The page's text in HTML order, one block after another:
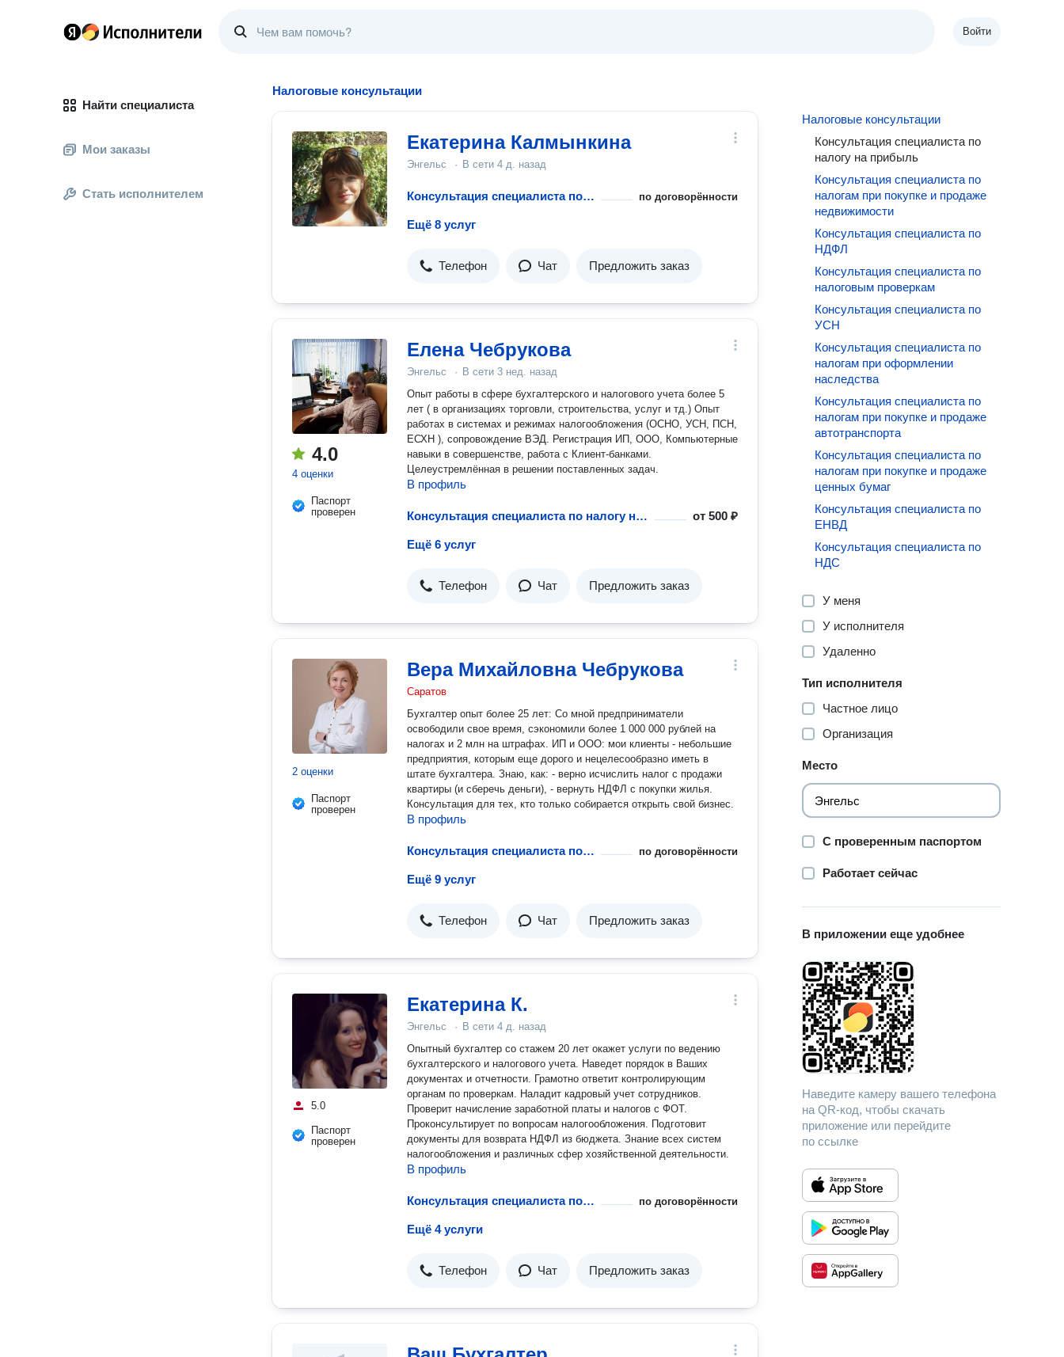
Войти
Найти специалиста
Мои заказы
Стать исполнителем
Налоговые консультации
Екатерина Калмынкина
Энгельс · В сети 4 д. назад
Консультация специалиста по налогу на прибыль по договорённости
Ещё 8 услуг
Телефон Чат Предложить заказ
4.0
4 оценки
Паспорт
проверен
Елена Чебрукова
Энгельс · В сети 3 нед. назад
Опыт работы в сфере бухгалтерского и налогового учета более 5
лет ( в организациях торговли, строительства, услуг и тд.) Опыт
работах в системах и режимах налогообложения (ОСНО, УСН, ПСН,
ЕСХН ), сопровождение ВЭД. Регистрация ИП, ООО, Компьютерные
навыки в совершенстве, работа с Клиент-банками.
Целеустремлённая в решении поставленных задач.
В профиль
Консультация специалиста по налогу на прибыль от500 ₽
Ещё 6 услуг
Телефон Чат Предложить заказ
2 оценки
Паспорт
проверен
Вера Михайловна Чебрукова
Саратов
Бухгалтер опыт более 25 лет: Со мной предприниматели
освободили свое время, сэкономили более 1 000 000 рублей на
налогах и 2 млн на штрафах. ИП и ООО: мои клиенты - небольшие
предприятия, которым еще дорого и нецелесообразно иметь в
штате бухгалтера. Знаю, как: - верно исчислить налог с продажи
квартиры (и сберечь деньги), - вернуть НДФЛ с покупки жилья.
Консультация для тех, кто только собирается открыть свой бизнес.
В профиль
Консультация специалиста по налогу на прибыль по договорённости
Ещё 9 услуг
Телефон Чат Предложить заказ
5.0
Паспорт
проверен
Екатерина К.
Энгельс · В сети 4 д. назад
Опытный бухгалтер со стажем 20 лет окажет услуги по ведению
бухгалтерского и налогового учета. Наведет порядок в Ваших
документах и отчетности. Грамотно ответит контролирующим
органам по проверкам. Наладит кадровый учет сотрудников.
Проверит начисление заработной платы и налогов с ФОТ.
Проконсультирует по вопросам налогообложения. Подготовит
документы для возврата НДФЛ из бюджета. Знание всех систем
налогообложения и различных сфер хозяйственной деятельности.
В профиль
Консультация специалиста по налогу на прибыль по договорённости
Ещё 4 услуги
Телефон Чат Предложить заказ
Налоговые консультации
Консультация специалиста по
налогу на прибыль
Консультация специалиста по
налогам при покупке и продаже
недвижимости
Консультация специалиста по
НДФЛ
Консультация специалиста по
налоговым проверкам
Консультация специалиста по
УСН
Консультация специалиста по
налогам при оформлении
наследства
Консультация специалиста по
налогам при покупке и продаже
автотранспорта
Консультация специалиста по
налогам при покупке и продаже
ценных бумаг
Консультация специалиста по
ЕНВД
Консультация специалиста по
НДС
У меня
У исполнителя
Удаленно
Тип исполнителя
Частное лицо
Организация
Место
С проверенным паспортом
Работает сейчас
В приложении еще удобнее
Наведите камеру вашего телефона
на QR-код, чтобы скачать
приложение или перейдите
по ссылке